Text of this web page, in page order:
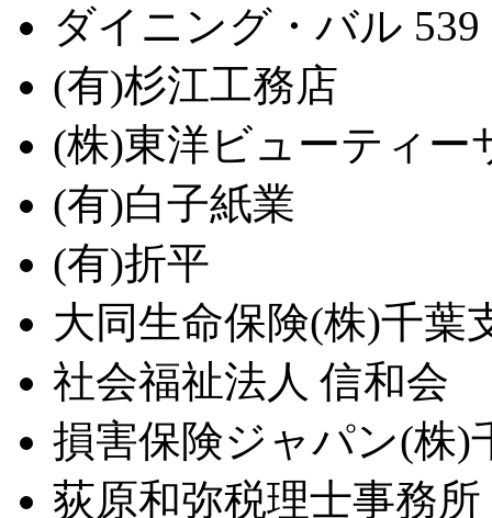
ダイニング・バル 539
(有)杉江工務店
(株)東洋ビューティー
(有)白子紙業
(有)折平
大同生命保険(株)千葉
社会福祉法人 信和会
損害保険ジャパン(株)
荻原和弥税理士事務所